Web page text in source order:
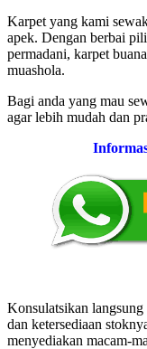
Karpet yang kami
apek. Dengan berbai
permadani, karpet
muashola.
Bagi anda yang mau
agar lebih mudah dan
Konsulatsikan langsung
dan ketersediaan
menyediakan macam-